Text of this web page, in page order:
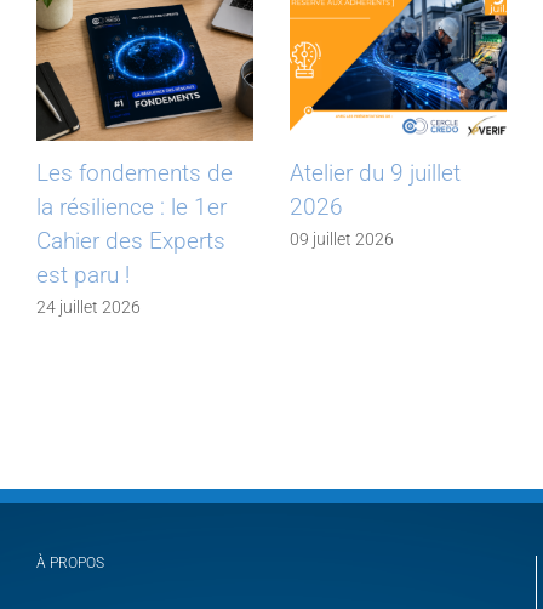
Les fondements de
la résilience : le 1er
Cahier des Experts
est paru !
24 juillet 2026
Atelier du 9 juillet
2026
09 juillet 2026
À PROPOS